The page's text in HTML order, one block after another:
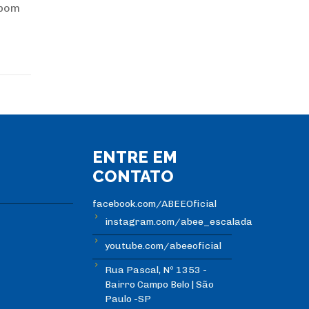
ENTRE EM
CONTATO
facebook.com/ABEEOficial
instagram.com/abee_escalada
youtube.com/abeeoficial
Rua Pascal, Nº 1353 -
Bairro Campo Belo | São
Paulo -SP